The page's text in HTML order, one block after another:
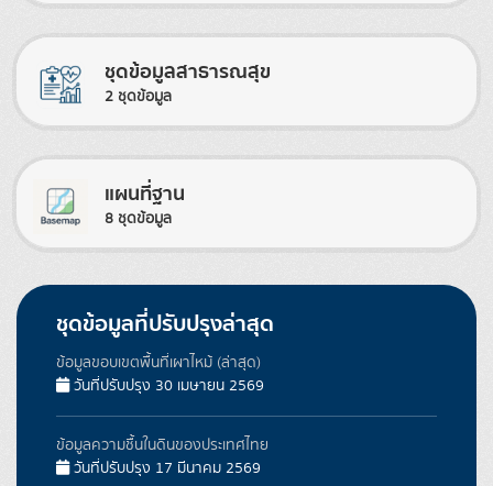
ชุดข้อมูลสาธารณสุข
2 ชุดข้อมูล
แผนที่ฐาน
8 ชุดข้อมูล
ชุดข้อมูลที่ปรับปรุงล่าสุด
ข้อมูลขอบเขตพื้นที่เผาไหม้ (ล่าสุด)
วันที่ปรับปรุง 30 เมษายน 2569
ข้อมูลความชื้นในดินของประเทศไทย
วันที่ปรับปรุง 17 มีนาคม 2569